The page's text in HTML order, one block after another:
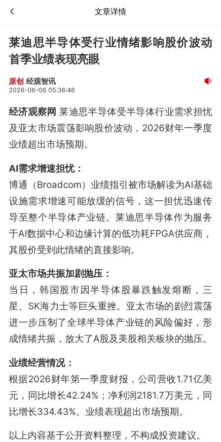
文章详情
莱迪思半导体受行业情绪影响股价波动
首季业绩表现亮眼
原创 经观智讯
2026-06-06 05:36:46
经济观察网 莱迪思半导体受半导体行业需求担忧
及亚太市场震荡影响股价波动，2026财年一季度
业绩超出市场预期。
AI需求增速担忧：
博通（Broadcom）业绩指引被市场解读为AI基础
设施需求增速可能放缓的信号 ，这一担忧迅速传
导至整个半导体产业链。莱迪思半导体作为服务
于AI数据中心和边缘计算的低功耗FPGA供应商，
其股价受到此情绪的直接影响。
亚太市场共振加剧抛压：
当日，韩国股市因半导体股暴跌触发熔断，三
星、SK海力士等巨头重挫。亚太市场的剧烈震荡
进一步压制了全球半导体产业链的风险偏好，形
成情绪共振，放大了A股及美股相关板块的抛压。
业绩经营情况：
根据2026财年第一季度财报，公司营收1.71亿美
元，同比增长42.24%；净利润2181.7万美元，同
比增长334.43%。业绩表现超出市场预期。
以上内容基于公开资料整理，不构成投资建议。